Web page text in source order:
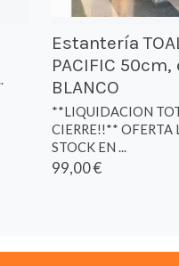
Estantería
PACIFIC
BLANCO
**LIQUIDACION
CIERRE!!**
STOCK EN ...
99,00 €